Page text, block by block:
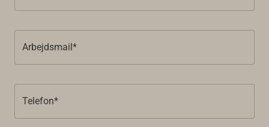
Arbejdsmail*
Telefon*